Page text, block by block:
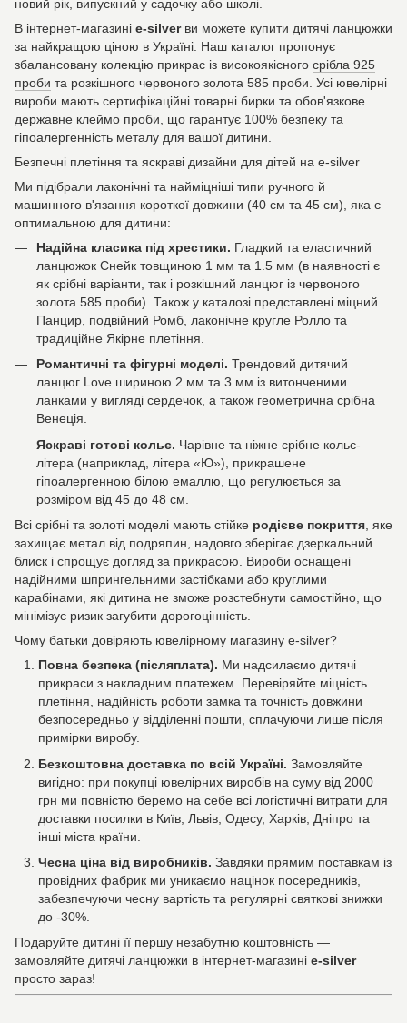
новий рік, випускний у садочку або школі.
В інтернет-магазині e-silverви можете купити дитячі ланцюжки
за найкращою ціною в Україні. Наш каталог пропонує
збалансовану колекцію прикрас із високоякісного срібла 925
проби та розкішного червоного золота 585 проби. Усі ювелірні
вироби мають сертифікаційні товарні бирки та обов'язкове
державне клеймо проби, що гарантує 100% безпеку та
гіпоалергенність металу для вашої дитини.
Безпечні плетіння та яскраві дизайни для дітей на e-silver
Ми підібрали лаконічні та найміцніші типи ручного й
машинного в'язання короткої довжини (40 см та 45 см), яка є
оптимальною для дитини:
Надійна класика під хрестики. Гладкий та еластичний
ланцюжок Снейк товщиною 1 мм та 1.5 мм (в наявності є
як срібні варіанти, так і розкішний ланцюг із червоного
золота 585 проби). Також у каталозі представлені міцний
Панцир, подвійний Ромб, лаконічне кругле Ролло та
традиційне Якірне плетіння.
Романтичні та фігурні моделі. Трендовий дитячий
ланцюг Love шириною 2 мм та 3 мм із витонченими
ланками у вигляді сердечок, а також геометрична срібна
Венеція.
Яскраві готові кольє. Чарівне та ніжне срібне кольє-
літера (наприклад, літера «Ю»), прикрашене
гіпоалергенною білою емаллю, що регулюється за
розміром від 45 до 48 см.
Всі срібні та золоті моделі мають стійке родієве покриття , яке
захищає метал від подряпин, надовго зберігає дзеркальний
блиск і спрощує догляд за прикрасою. Вироби оснащені
надійними шпрингельними застібками або круглими
карабінами, які дитина не зможе розстебнути самостійно, що
мінімізує ризик загубити дорогоцінність.
Чому батьки довіряють ювелірному магазину e-silver?
Повна безпека (післяплата). Ми надсилаємо дитячі
прикраси з накладним платежем. Перевіряйте міцність
плетіння, надійність роботи замка та точність довжини
безпосередньо у відділенні пошти, сплачуючи лише після
примірки виробу.
Безкоштовна доставка по всій Україні. Замовляйте
вигідно: при покупці ювелірних виробів на суму від 2000
грн ми повністю беремо на себе всі логістичні витрати для
доставки посилки в Київ, Львів, Одесу, Харків, Дніпро та
інші міста країни.
Чесна ціна від виробників. Завдяки прямим поставкам із
провідних фабрик ми уникаємо націнок посередників,
забезпечуючи чесну вартість та регулярні святкові знижки
до -30%.
Подаруйте дитині її першу незабутню коштовність —
замовляйте дитячі ланцюжки в інтернет-магазині e-silver
просто зараз!